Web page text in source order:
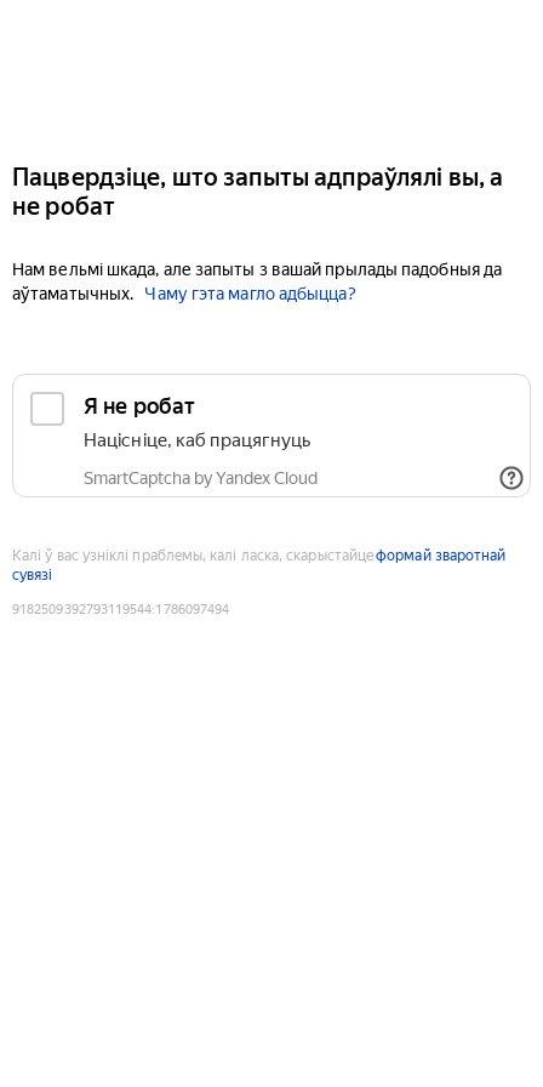
Пацвердзіце, што запыты адпраўлялі вы, а
не робат
Нам вельмі шкада, але запыты з вашай прылады падобныя да
аўтаматычных.
Чаму гэта магло адбыцца?
Я не робат
Націсніце, каб працягнуць
SmartCaptcha by Yandex Cloud
Калі ў вас узніклі праблемы, калі ласка, скарыстайцеформай зваротнай
сувязі
9182509392793119544:1786097494